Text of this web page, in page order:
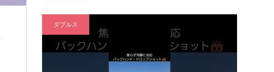
ダブルス